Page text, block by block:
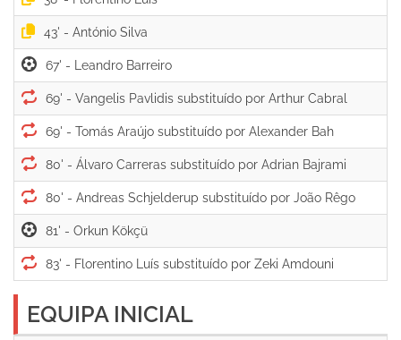
43' -
67' -
69' -
69' -
80' -
80' -
81' -
83' -
EQUIPA INICIAL